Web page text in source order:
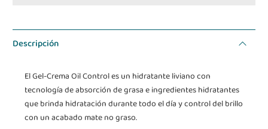
Descripción
El Gel-Crema Oil Control es un hidratante liviano con
tecnología de absorción de grasa e ingredientes hidratantes
que brinda hidratación durante todo el día y control del brillo
con un acabado mate no graso.